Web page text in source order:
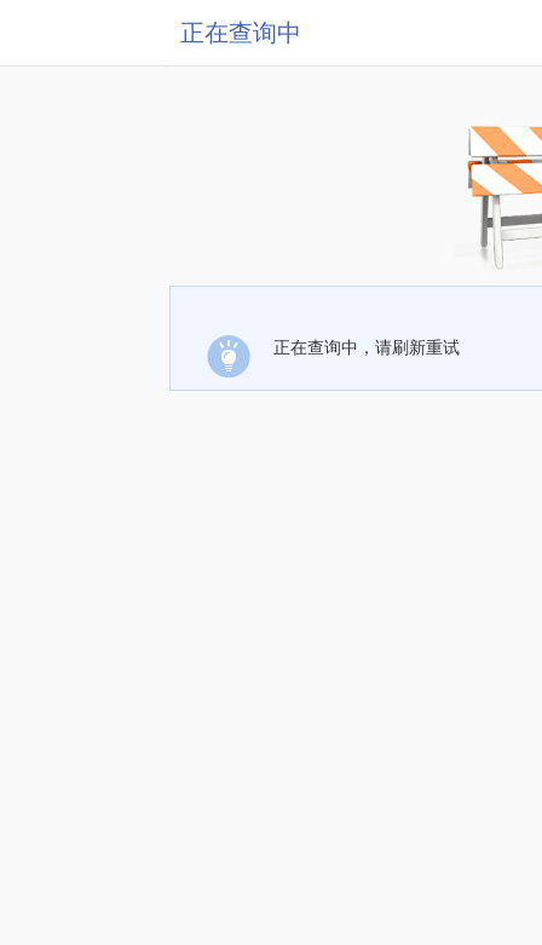
正在查询中
正在查询中，请刷新重试